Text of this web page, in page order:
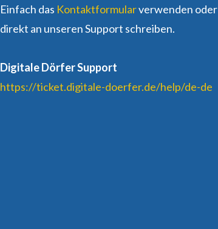
Einfach das Kontaktformularverwenden oder
direkt an unseren Support schreiben.
Digitale Dörfer Support
https://ticket.digitale-doerfer.de/help/de-de